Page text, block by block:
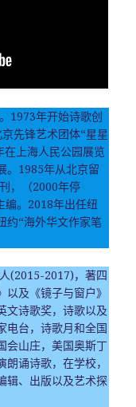
1973年开始诗歌创
先锋艺术团体“星星
在上海人民公园展览
。1985年从北京留
，（2000年停
编。2018年出任纽
约“海外华文作家笔
(2015-2017)，著四
及《镜子与窗户》
文诗歌奖，诗歌以及
电台，诗歌月和全国
会山庄，美国奥斯丁
诵诗歌，在学校，
辑、出版以及艺术探